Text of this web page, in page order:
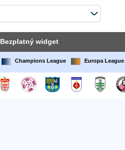
Bezplatný widget
Champions League Europa League